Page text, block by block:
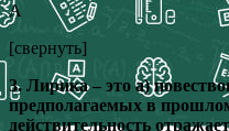
А
[свернуть]
3. Лирика – это а)
предполагаемых в
действительность